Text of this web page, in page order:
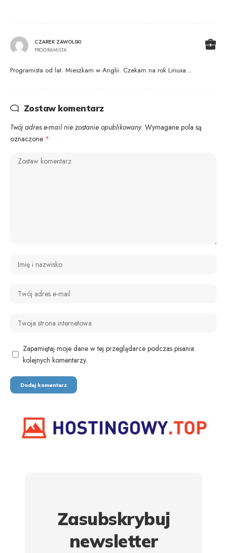
CZAREK ZAWOLSKI
PROGRAMISTA
Programista od lat. Mieszkam w Anglii. Czekam na rok Linuxa...
Zostaw komentarz
Twój adres e-mail nie zostanie opublikowany. Wymagane pola są
oznaczone *
Zapamiętaj moje dane w tej przeglądarce podczas pisania
kolejnych komentarzy.
Zasubskrybuj
newsletter